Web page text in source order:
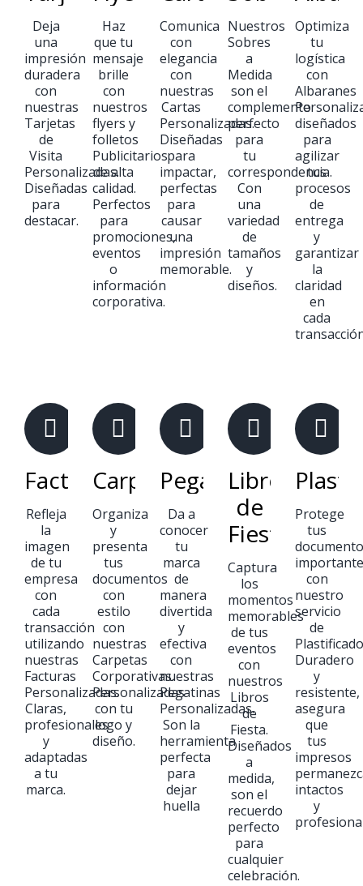
Deja
una
impresión
duradera
con
nuestras
Tarjetas
de
Visita
Personalizadas.
Diseñadas
para
destacar.
Haz
que tu
mensaje
brille
con
nuestros
flyers y
folletos
Publicitarios
de alta
calidad.
Perfectos
para
promociones,
eventos
o
información
corporativa.
Comunica
con
elegancia
con
nuestras
Cartas
Personalizadas.
Diseñadas
para
impactar,
perfectas
para
causar
una
impresión
memorable.
Nuestros
Sobres
a
Medida
son el
complemento
perfecto
para
tu
correspondencia.
Con
una
variedad
de
tamaños
y
diseños.
Optimiza
tu
logística
con
Albaranes
diseñados
para
agilizar
tus
procesos
de
entrega
y
garantizar
la
claridad
en
cada
Facturas
Refleja
la
imagen
de tu
empresa
con
cada
transacción
utilizando
nuestras
Facturas
Personalizadas.
Claras,
profesionales
y
adaptadas
a tu
marca.
Carpetas
Organiza
y
presenta
tus
documentos
con
estilo
con
nuestras
Carpetas
Corporativas.
Personalizadas
con tu
logo y
diseño.
Pegatinas
Da a
conocer
tu
marca
de
manera
divertida
y
efectiva
con
nuestras
Pegatinas
Personalizadas.
Son la
herramienta
perfecta
para
dejar
huella
Libros
de
Fiestas
Captura
los
momentos
memorables
de tus
eventos
con
nuestros
Libros
de
Fiesta.
Diseñados
a
medida,
son el
recuerdo
perfecto
para
cualquier
celebración.
Protege
tus
con
nuestro
servicio
de
Duradero
y
resistente,
asegura
que
tus
impresos
intactos
y